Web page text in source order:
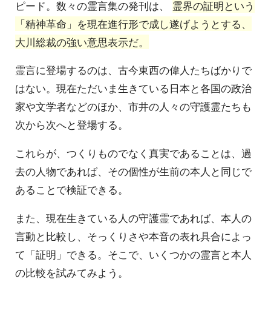
ピード。数々の霊言集の発刊は、 霊界の証明という
「精神革命」を現在進行形で成し遂げようとする、
大川総裁の強い意思表示だ。
霊言に登場するのは、古今東西の偉人たちばかりで
はない。現在ただいま生きている日本と各国の政治
家や文学者などのほか、市井の人々の守護霊たちも
次から次へと登場する。
これらが、つくりものでなく真実であることは、過
去の人物であれば、その個性が生前の本人と同じで
あることで検証できる。
また、現在生きている人の守護霊であれば、本人の
言動と比較し、そっくりさや本音の表れ具合によっ
て「証明」できる。そこで、いくつかの霊言と本人
の比較を試みてみよう。